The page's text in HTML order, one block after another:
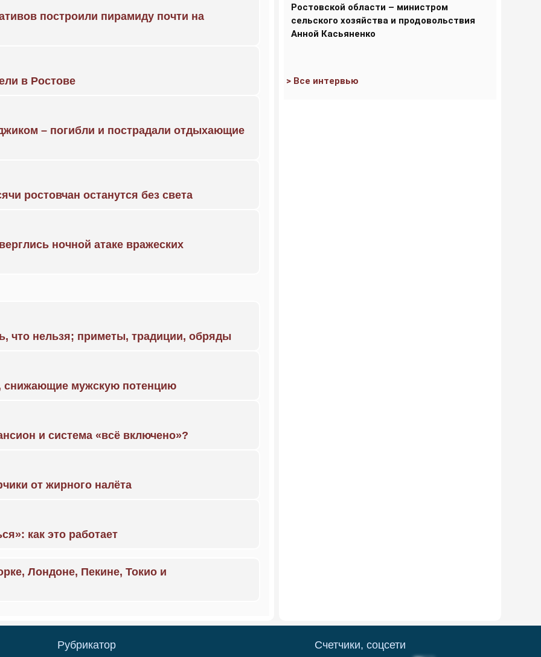
построили пирамиду почти на
в Ростове
– погибли и пострадали отдыхающие
ростовчан останутся без света
ночной атаке вражеских
что нельзя; приметы, традиции, обряды
снижающие мужскую потенцию
и система «всё включено»?
от жирного налёта
как это работает
Лондоне, Пекине, Токио и
Ростовской области – министром
сельского хозяйства и продовольствия
Анной Касьяненко
> Все интервью
Рубрикатор Счетчики, соцсети